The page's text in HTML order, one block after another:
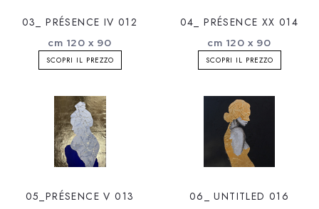
03_ PRÉSENCE IV 012
cm 120 x 90
SCOPRI IL PREZZO
04_ PRÉSENCE XX 014
cm 120 x 90
SCOPRI IL PREZZO
05_PRÉSENCE V 013 06_ UNTITLED 016